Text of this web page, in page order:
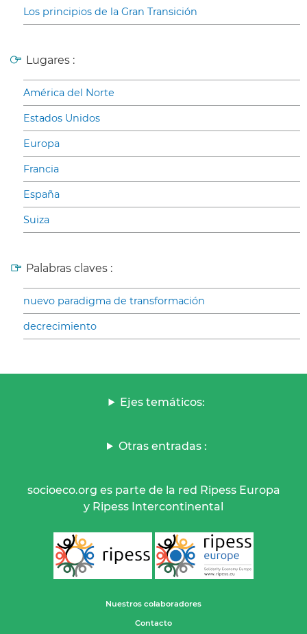
Los principios de la Gran Transición
Lugares :
América del Norte
Estados Unidos
Europa
Francia
España
Suiza
Palabras claves :
nuevo paradigma de transformación
decrecimiento
Ejes temáticos:
Otras entradas :
socioeco.org es parte de la red Ripess Europa
y Ripess Intercontinental
Nuestros colaboradores
Contacto